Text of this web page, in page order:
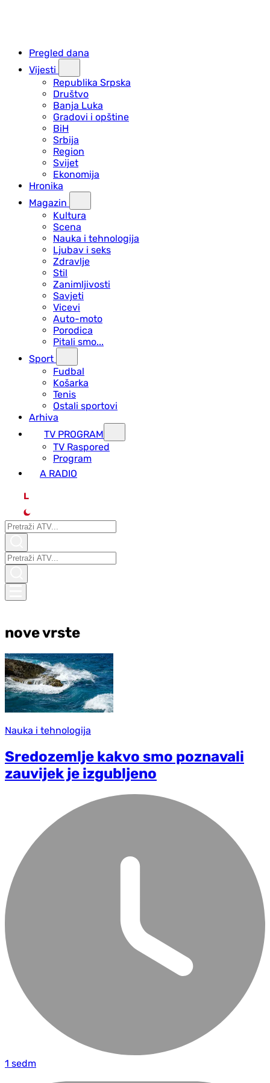
Pregled dana
Vijesti
Republika Srpska
Društvo
Banja Luka
Gradovi i opštine
BiH
Srbija
Region
Svijet
Ekonomija
Hronika
Magazin
Kultura
Scena
Nauka i tehnologija
Ljubav i seks
Zdravlje
Stil
Zanimljivosti
Savjeti
Vicevi
Auto-moto
Porodica
Pitali smo...
Sport
Fudbal
Košarka
Tenis
Ostali sportovi
Arhiva
TV PROGRAM
ТV Raspored
Program
A RADIO
L
nove vrste
Nauka i tehnologija
Sredozemlje kakvo smo poznavali
zauvijek je izgubljeno
1 sedm